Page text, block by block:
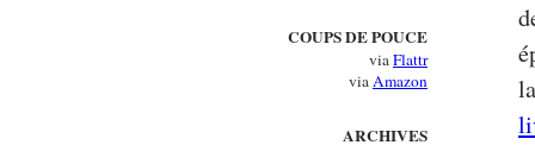
COUPS DE POUCE
viaFlattr
viaAmazon
ARCHIVES